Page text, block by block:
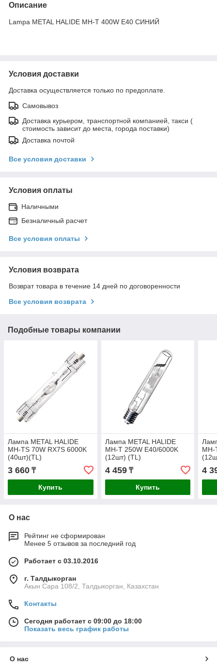
Описание
Lampa METAL HALIDE MH-T 400W E40 СИНИЙ
Условия доставки
Доставка осуществляется только по предоплате.
Самовывоз
Доставка курьером, транспортной компанией, такси (
стоимость зависит до места, города поставки)
Доставка почтой
Все условия доставки
Условия оплаты
Наличными
Безналичный расчет
Все условия оплаты
Условия возврата
Возврат товара в течение 14 дней по договоренности
Все условия возврата
Подобные товары компании
Лампа METAL HALIDE
MH-TS 70W RX7S 6000K
(40шт)(TL)
3 660 ₸
Купить
Лампа METAL HALIDE
MH-T 250W E40/6000K
(12шт) (TL)
4 459₸
Купить
MH-
4
О нас
Рейтинг не сформирован
Менее 5 отзывов за последний год
Работает с 03.10.2016
г. Талдыкорган
Акын Сара 108/2, Талдыкорган, Казахстан
Контакты
Сегодня работает с 09:00 до 18:00
Показать весь график работы
О нас